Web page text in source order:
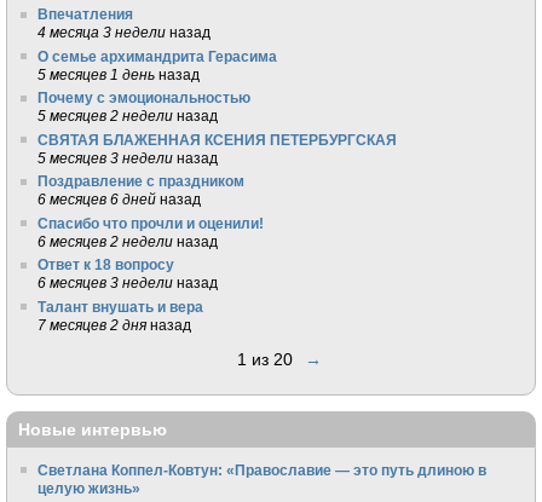
Впечатления
4 месяца 3 недели назад
О семье архимандрита Герасима
5 месяцев 1 день назад
Почему с эмоциональностью
5 месяцев 2 недели назад
СВЯТАЯ БЛАЖЕННАЯ КСЕНИЯ ПЕТЕРБУРГСКАЯ
5 месяцев 3 недели назад
Поздравление с праздником
6 месяцев 6 дней назад
Спасибо что прочли и оценили!
6 месяцев 2 недели назад
Ответ к 18 вопросу
6 месяцев 3 недели назад
Талант внушать и вера
7 месяцев 2 дня назад
1 из 20 →
Новые интервью
Светлана Коппел-Ковтун: «Православие — это путь длиною в
целую жизнь»